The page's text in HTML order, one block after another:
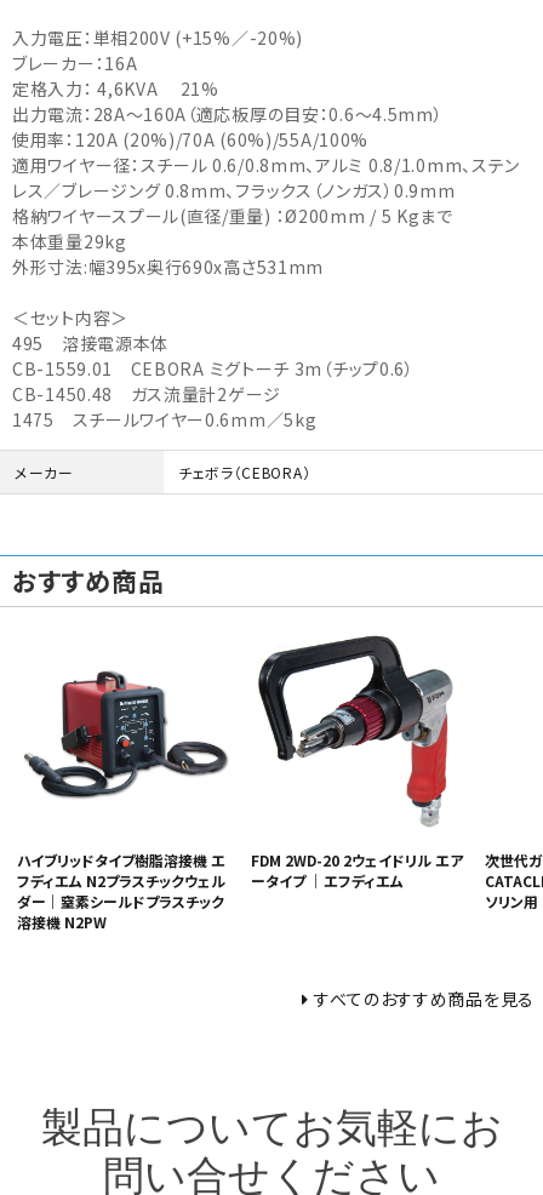
入力電圧：単相200V (+15%／-20%)
ブレーカー：16A
定格入力： 4,6KVA 21%
出力電流：28A～160A（適応板厚の目安：0.6～4.5mm）
使用率：120A (20%)/70A (60%)/55A/100%
適用ワイヤー径：スチール 0.6/0.8mm、アルミ 0.8/1.0mm、ステン
レス／ブレージング 0.8mm、フラックス（ノンガス）0.9mm
格納ワイヤースプール(直径/重量) ：Ø200mm / 5 Kgまで
本体重量29kg
外形寸法:幅395x奥行690x高さ531mm
＜セット内容＞
495 溶接電源本体
CB-1559.01 CEBORA ミグトーチ 3m（チップ0.6）
CB-1450.48 ガス流量計2ゲージ
1475 スチールワイヤー0.6mm／5kg
メーカー チェボラ（CEBORA）
おすすめ商品
ハイブリッドタイプ樹脂溶接機 エ
フディエム N2プラスチックウェル
ダー｜窒素シールドプラスチック
溶接機 N2PW
FDM 2WD-20 2ウェイドリル エア
ータイプ ｜エフディエム
次世代
ソリン用
すべてのおすすめ商品を見る